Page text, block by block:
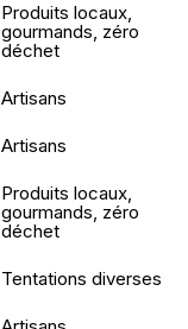
Produits locaux,
gourmands, zéro
déchet
Artisans
Artisans
Produits locaux,
gourmands, zéro
déchet
Tentations diverses